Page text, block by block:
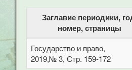
Заглавие периодики,
номер, страницы
Государство и право,
2019,№ 3, Стр. 159-172